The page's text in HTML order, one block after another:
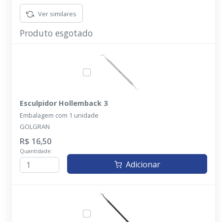
Ver similares
Produto esgotado
Esculpidor Hollemback 3
Embalagem com 1 unidade
GOLGRAN
R$ 16,50
Quantidade:
Adicionar